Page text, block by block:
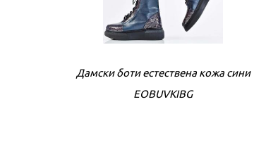
Дамски боти естествена кожа сини
EOBUVKIBG